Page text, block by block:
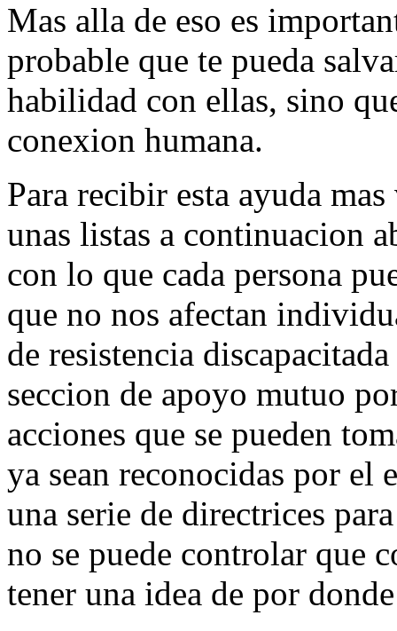
Mas alla de eso es
probable que te pueda
habilidad con ellas, sino
conexion humana.
Para recibir esta ayuda
unas listas a continuacion
con lo que cada persona
que no nos afectan
de resistencia
seccion de apoyo mutuo
acciones que se pueden
ya sean reconocidas por
una serie de directrices
no se puede controlar que
tener una idea de por